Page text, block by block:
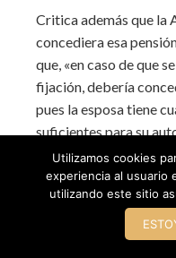
Critica además que la
concediera esa
que, «en caso de que
fijación, debería
pues la esposa tiene
suficientes para su
«tiene que acceder al
Noticia Pensión
Mundo – Septiembre
Utilizamos cookies
experiencia al usuario
utilizando este sitio